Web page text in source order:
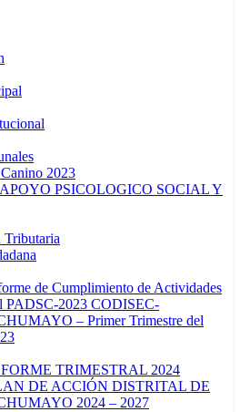
2023
PSICOLOGICO SOCIAL Y
de Cumplimiento de Actividades
PADSC-2023 CODISEC-
– Primer Trimestre del
TRIMESTRAL 2024
DE ACCIÓN DISTRITAL DE
2024 – 2027